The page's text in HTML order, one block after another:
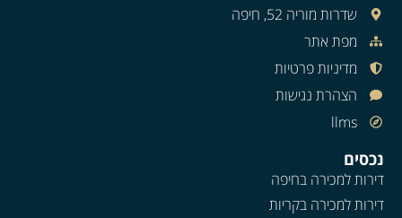
שדרות מוריה 52, חיפה
מפת אתר
מדיניות פרטיות
הצהרת נגישות
llms
נכסים
דירות למכירה בחיפה
דירות למכירה בקריות